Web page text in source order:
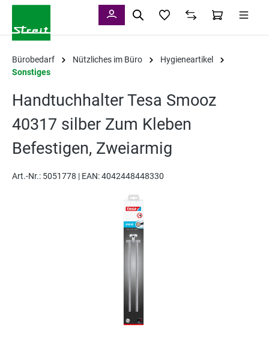
Bürobedarf Nützliches im Büro
Hygieneartikel
Sonstiges
Handtuchhalter Tesa Smooz
40317 silber Zum Kleben
Befestigen, Zweiarmig
Art.-Nr.: 5051778 | EAN: 4042448448330